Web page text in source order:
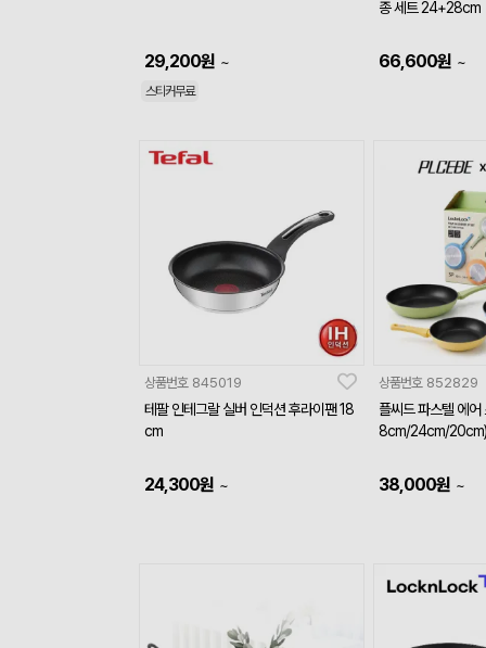
29,200원 ~
스티커무료
종 세트 24+28cm
66,600원 ~
상품번호 845019
테팔 인테그랄 실버 인덕션 후라이팬 18
cm
24,300원 ~
상품번호 852829
플씨드 파스텔 에
8cm/24cm/20cm)
38,000원 ~